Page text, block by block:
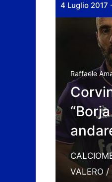
4 Luglio 2017
Raffaele
VALERO